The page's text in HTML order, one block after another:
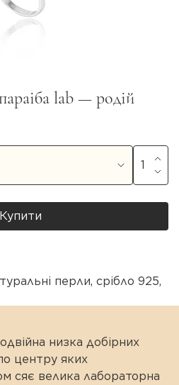
lab — родій
Купити
перли, срібло 925,
низка добірних
центру яких
сяє велика лабораторна